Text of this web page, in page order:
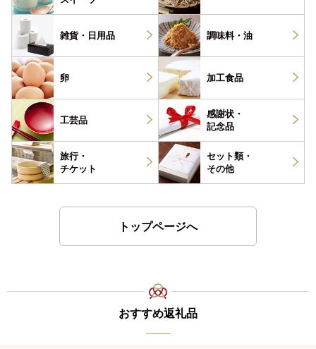
雑貨・ 日用品 調味料・ 油
卵 加工食品
工芸品
感謝状・
記念品
旅行・
チケット
セット類・
その他
トップページへ
おすすめ返礼品